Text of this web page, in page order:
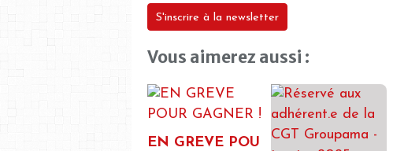
S'inscrire à la newsletter
Vous aimerez aussi :
EN GREVE POU